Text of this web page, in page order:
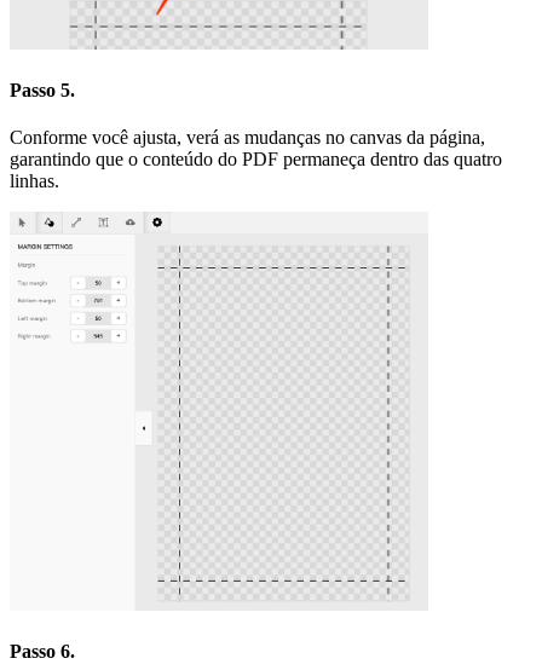
Passo 5.
Conforme você ajusta, verá as mudanças no canvas da página,
garantindo que o conteúdo do PDF permaneça dentro das quatro
linhas.
Passo 6.